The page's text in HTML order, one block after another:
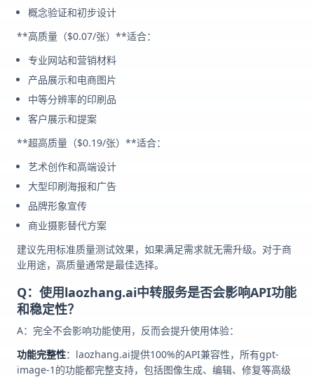
概念验证和初步设计
**高质量（$0.07/张）**适合：
专业网站和营销材料
产品展示和电商图片
中等分辨率的印刷品
客户展示和提案
**超高质量（$0.19/张）**适合：
艺术创作和高端设计
大型印刷海报和广告
品牌形象宣传
商业摄影替代方案
建议先用标准质量测试效果，如果满足需求就无需升级。对于商
业用途，高质量通常是最佳选择。
Q：使用laozhang.ai中转服务是否会影响API功能
和稳定性？
A：完全不会影响功能使用，反而会提升使用体验：
功能完整性：laozhang.ai提供100%的API兼容性，所有gpt-
image-1的功能都完整支持，包括图像生成、编辑、修复等高级